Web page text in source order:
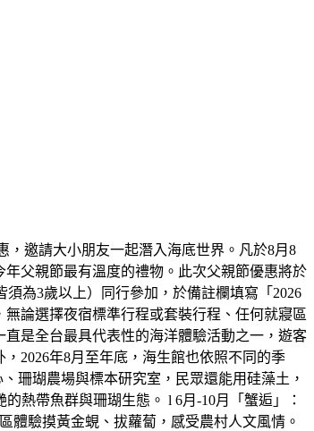
，邀請大小朋友一起潛入海底世界。凡於8月8
父親節最有溫度的禮物。此次父親節優惠將於
須為3歲以上）同行參加，於備註欄填寫「2026
論選擇夜宿標準行程或套裝行程、任何就寢區
是全台最具代表性的海洋體驗活動之一，遊客
2026年8月至年底，海生館也依照不同的季
珊瑚農場與標本研究室，民眾還能用硅藻土，
熱帶魚群與珊瑚生態。 l 6月-10月「蟹逅」：
體驗摸黃金蜆、拔蘿蔔，感受農村人文風情。